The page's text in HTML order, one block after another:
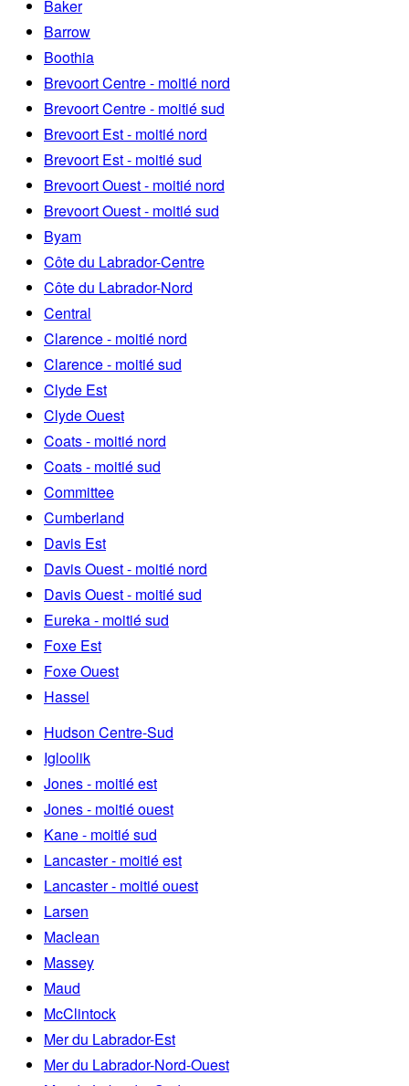
Baker
Barrow
Boothia
Brevoort Centre - moitié nord
Brevoort Centre - moitié sud
Brevoort Est - moitié nord
Brevoort Est - moitié sud
Brevoort Ouest - moitié nord
Brevoort Ouest - moitié sud
Byam
Côte du Labrador-Centre
Côte du Labrador-Nord
Central
Clarence - moitié nord
Clarence - moitié sud
Clyde Est
Clyde Ouest
Coats - moitié nord
Coats - moitié sud
Committee
Cumberland
Davis Est
Davis Ouest - moitié nord
Davis Ouest - moitié sud
Eureka - moitié sud
Foxe Est
Foxe Ouest
Hassel
Hudson Centre-Sud
Igloolik
Jones - moitié est
Jones - moitié ouest
Kane - moitié sud
Lancaster - moitié est
Lancaster - moitié ouest
Larsen
Maclean
Massey
Maud
McClintock
Mer du Labrador-Est
Mer du Labrador-Nord-Ouest